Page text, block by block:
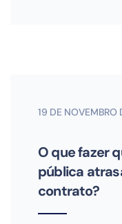
19 DE
O que fazer
pública
contrato?